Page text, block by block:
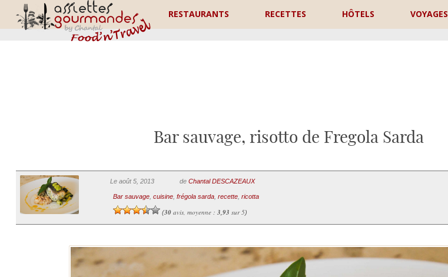
RESTAURANTS RECETTES HÔTELS VOYAGES
Bar sauvage, risotto de Fregola Sarda
Le août 5, 2013 de Chantal DESCAZEAUX
Bar sauvage, cuisine, frégola sarda, recette, ricotta
(30avis, moyenne : 3,93 sur 5)